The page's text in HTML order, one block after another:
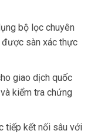
bộ lọc chuyên
sàn xác thực
giao dịch quốc
kiểm tra chứng
tiếp kết nối sâu với